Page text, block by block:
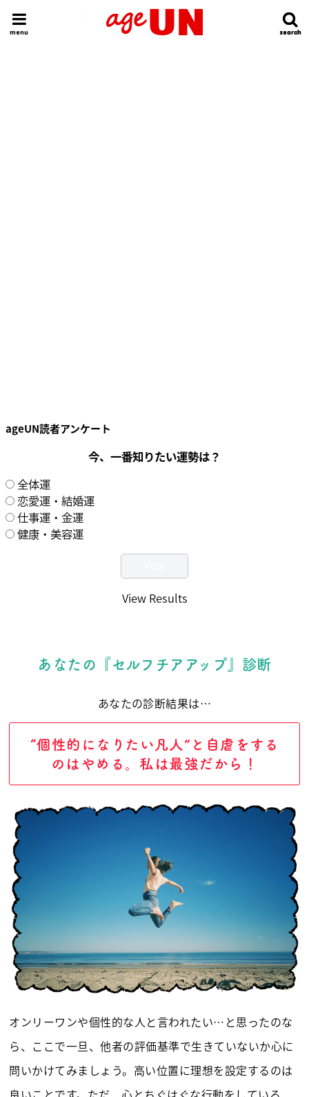
search
search
menu
HOME 今日の運勢ランキング 明日の運勢ランキング 今週の運勢
ageUN読者アンケート
今、一番知りたい運勢は？
全体運
恋愛運・結婚運
仕事運・金運
健康・美容運
View Results
あなたの『セルフチアアップ』診断
あなたの診断結果は…
“個性的になりたい凡人”と自虐をする
のはやめる。私は最強だから！
オンリーワンや個性的な人と言われたい…と思ったのな
ら、ここで一旦、他者の評価基準で生きていないか心に
問いかけてみましょう。高い位置に理想を設定するのは